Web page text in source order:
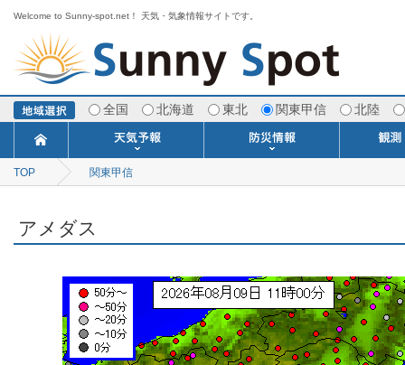
Welcome to Sunny-spot.net！ 天気・気象情報サイトです。
全国 北海道 東北 関東甲信 北陸
TOPICS
分布予報
今日明日の天気
ポイント予報
週間天気予報
1ヶ月予報
3ヶ月予報
寒・暖候期予報
世界の天気
海上予報
TOP 関東甲信
アメダス